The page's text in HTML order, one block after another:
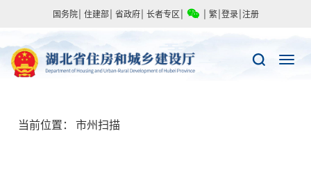
国务院 住建部 省政府 长者专区 繁 登录 注册
当前位置： 市州扫描